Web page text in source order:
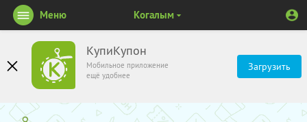
КупиКупон
Мобильное приложение
ещё удобнее
Загрузить
Меню Когалым